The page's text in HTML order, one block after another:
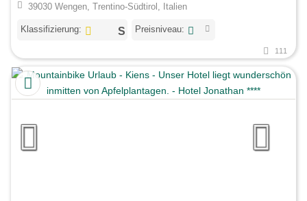
39030 Wengen, Trentino-Südtirol, Italien
Klassifizierung: Preisniveau:
111